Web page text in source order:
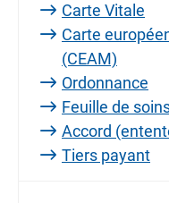
Carte Vitale
Carte
(CEAM)
Ordonnance
Feuille de
Accord
Tiers payant